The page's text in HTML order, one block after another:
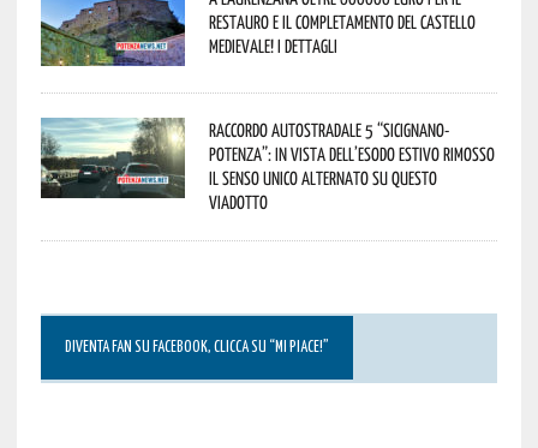
restauro e il completamento del Castello
Medievale! I dettagli
Raccordo Autostradale 5 “Sicignano-
Potenza”: in vista dell’esodo estivo rimosso
il senso unico alternato su questo
viadotto
DIVENTA FAN SU FACEBOOK, CLICCA SU “MI PIACE!”